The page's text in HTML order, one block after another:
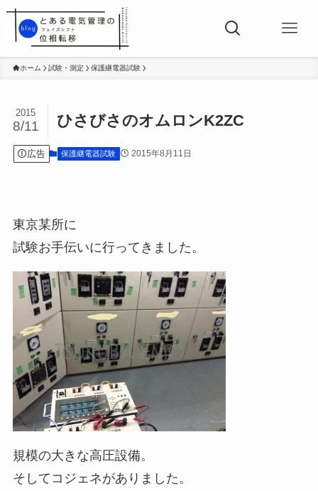
ホーム 試験・測定 保護継電器試験
ひさびさのオムロンK2ZC
2015
8/11
広告 保護継電器試験 2015年8月11日
東京某所に
試験お手伝いに行ってきました。
規模の大きな高圧設備。
そしてコジェネがありました。